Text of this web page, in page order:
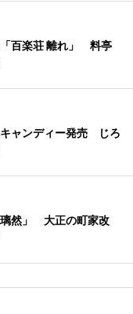
百楽荘 離れ」 料亭
ャンディー発売 じろ
然」 大正の町家改